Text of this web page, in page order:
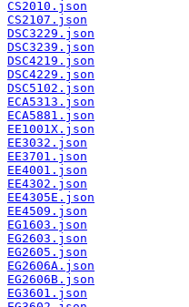
CS2010.json
CS2107.json
DSC3229.json
DSC3239.json
DSC4219.json
DSC4229.json
DSC5102.json
ECA5313.json
ECA5881.json
EE1001X.json
EE3032.json
EE3701.json
EE4001.json
EE4302.json
EE4305E.json
EE4509.json
EG1603.json
EG2603.json
EG2605.json
EG2606A.json
EG2606B.json
EG3601.json